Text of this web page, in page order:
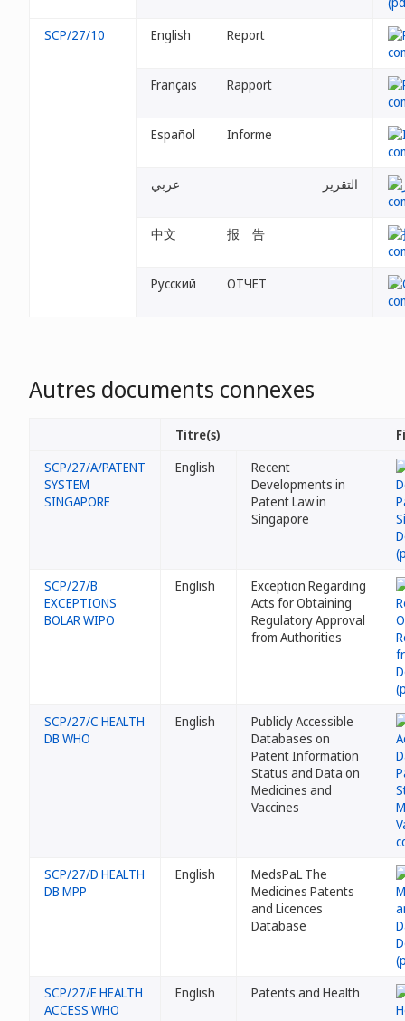
SCP/27/10 English Report
Français Rapport
Español Informe
عربي التقرير
中文 报 告
Русский ОТЧЕТ
Autres documents connexes
Titre(s)
SCP/27/A/PATENT
SYSTEM
SINGAPORE
English
Recent
Developments in
Patent Law in
Singapore
SCP/27/B
EXCEPTIONS
BOLAR WIPO
English
Exception Regarding
Acts for Obtaining
Regulatory Approval
from Authorities
SCP/27/C HEALTH
DB WHO
English
Publicly Accessible
Databases on
Patent Information
Status and Data on
Medicines and
Vaccines
SCP/27/D HEALTH
DB MPP
English
MedsPaL The
Medicines Patents
and Licences
Database
SCP/27/E HEALTH
ACCESS WHO
English Patents and Health